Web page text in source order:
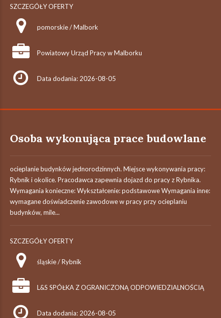
SZCZEGÓŁY OFERTY
pomorskie / Malbork
Powiatowy Urząd Pracy w Malborku
Data dodania: 2026-08-05
Osoba wykonująca prace budowlane
ocieplanie budynków jednorodzinnych. Miejsce wykonywania pracy:
Rybnik i okolice. Pracodawca zapewnia dojazd do pracy z Rybnika.
Wymagania konieczne: Wykształcenie: podstawowe Wymagania inne:
wymagane doświadczenie zawodowe w pracy przy ocieplaniu
budynków, mile...
SZCZEGÓŁY OFERTY
śląskie / Rybnik
L&S SPÓŁKA Z OGRANICZONĄ ODPOWIEDZIALNOŚCIĄ
Data dodania: 2026-08-05